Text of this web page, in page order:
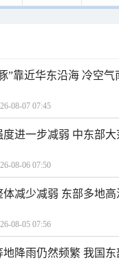
”靠近华东沿海 冷空
08-07 07:45
度进一步减弱 中东部
08-06 07:50
体减少减弱 东部多地
08-05 07:56
地降雨仍然频繁 我国